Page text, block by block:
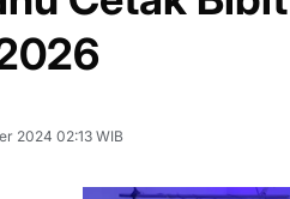
2024 02:13 WIB